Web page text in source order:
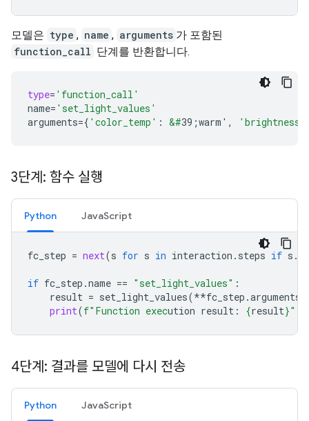
모델은 type , name , arguments 가 포함된
function_call 단계를 반환합니다.
type= 'function_call'
name= 'set_light_values'
arguments={ 'color_temp' : &#39;warm' , 'brightness'
3단계: 함수 실행
Python JavaScript
fc_step = next(s for s in interaction . steps if s .
if fc_step .name == "set_light_values" :
result = set_light_values(**fc_step .arguments
print(f"Function execution result: {result}"
4단계: 결과를 모델에 다시 전송
Python JavaScript